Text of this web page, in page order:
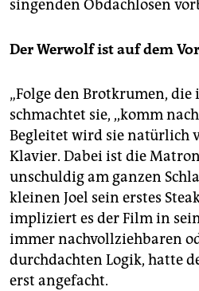
singenden Obdachlosen
Der Werwolf ist auf dem
„Folge den Brotkrumen, die
schmachtet sie, ,,komm
Begleitet wird sie natürlich
Klavier. Dabei ist die
unschuldig am ganzen
kleinen Joel sein erstes
impliziert es der Film in
immer nachvollziehbaren
durchdachten Logik, hatte
erst angefacht.